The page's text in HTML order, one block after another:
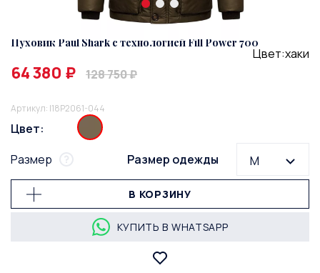
Артикул: I18P2061-044
Пуховик Paul Shark с технологией Fill Power 700
64 380 ₽ 128 750 ₽
Цвет:хаки
Цвет:
Размер одежды
M
Размер
В КОРЗИНУ
КУПИТЬ В WHATSAPP